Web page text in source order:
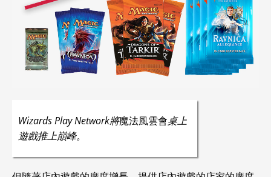
Wizards Play Network將魔法風雲會桌上
遊戲推上巔峰。